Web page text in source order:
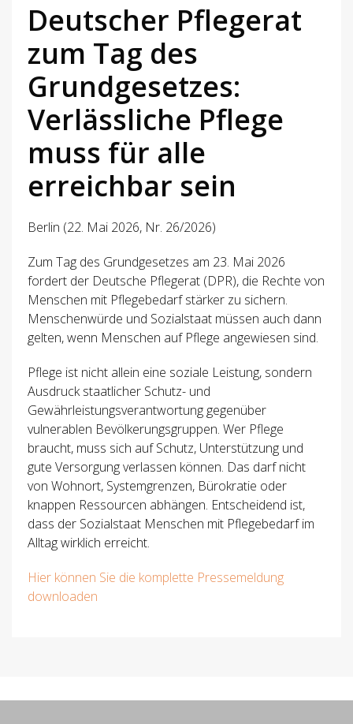
Deutscher Pflegerat
zum Tag des
Grundgesetzes:
Verlässliche Pflege
muss für alle
erreichbar sein
Berlin (22. Mai 2026, Nr. 26/2026)
Zum Tag des Grundgesetzes am 23. Mai 2026
fordert der Deutsche Pflegerat (DPR), die Rechte von
Menschen mit Pflegebedarf stärker zu sichern.
Menschenwürde und Sozialstaat müssen auch dann
gelten, wenn Menschen auf Pflege angewiesen sind.
Pflege ist nicht allein eine soziale Leistung, sondern
Ausdruck staatlicher Schutz- und
Gewährleistungsverantwortung gegenüber
vulnerablen Bevölkerungsgruppen. Wer Pflege
braucht, muss sich auf Schutz, Unterstützung und
gute Versorgung verlassen können. Das darf nicht
von Wohnort, Systemgrenzen, Bürokratie oder
knappen Ressourcen abhängen. Entscheidend ist,
dass der Sozialstaat Menschen mit Pflegebedarf im
Alltag wirklich erreicht.
Hier können Sie die komplette Pressemeldung
downloaden